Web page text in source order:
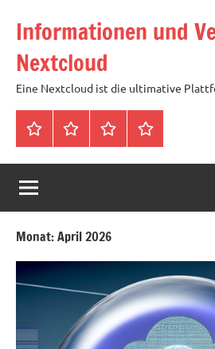
Inhalt
springen
Informationen und
Nextcloud
Eine Nextcloud ist die ultimative
StartseiteNeuste
Artikel
Cloud
mit
Speicher
Euro
/
mtl
Tags
Monat:April 2026